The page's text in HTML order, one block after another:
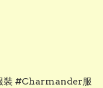
裝 #Charmander服